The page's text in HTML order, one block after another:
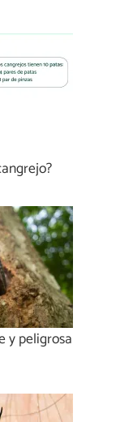
y peligrosa